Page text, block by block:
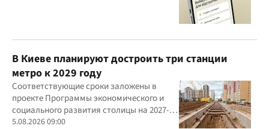
В Киеве планируют достроить три станции
метро к 2029 году
Соответствующие сроки заложены в
проекте Программы экономического и
социального развития столицы на 2027-
2029 годы
5.08.2026 09:00